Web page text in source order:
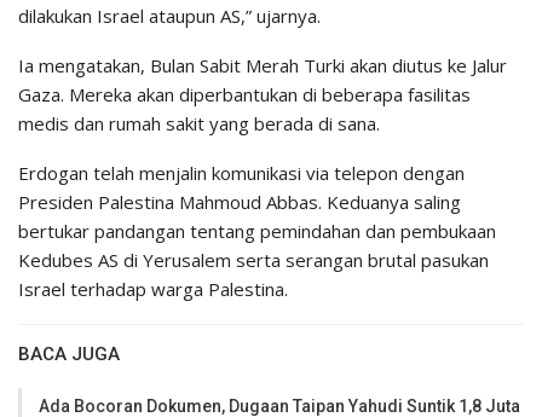
dilakukan Israel ataupun AS,” ujarnya.
Ia mengatakan, Bulan Sabit Merah Turki akan diutus ke Jalur
Gaza. Mereka akan diperbantukan di beberapa fasilitas
medis dan rumah sakit yang berada di sana.
Erdogan telah menjalin komunikasi via telepon dengan
Presiden Palestina Mahmoud Abbas. Keduanya saling
bertukar pandangan tentang pemindahan dan pembukaan
Kedubes AS di Yerusalem serta serangan brutal pasukan
Israel terhadap warga Palestina.
BACA JUGA
Ada Bocoran Dokumen, Dugaan Taipan Yahudi Suntik 1,8 Juta